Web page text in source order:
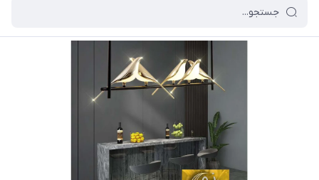
ماه نو / فهرست محصولات